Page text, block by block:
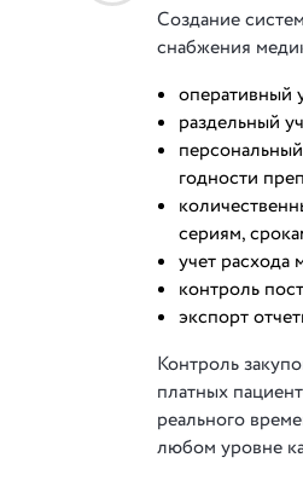
Создание
снабжения
оперативный
раздельный
годности
сериям,
учет расхода
контроль
экспорт
Контроль
платных
реального
любом уровне